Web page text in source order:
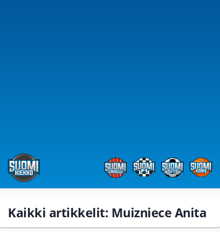
Kaikki artikkelit: Muizniece Anita